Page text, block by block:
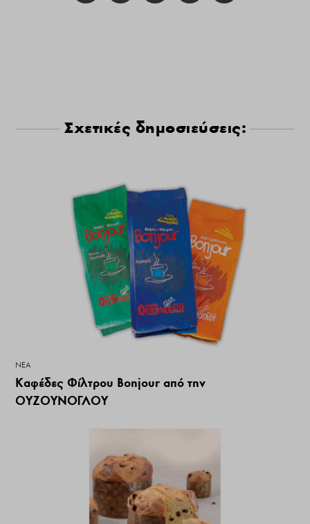
Σχετικές δημοσιεύσεις:
ΝΕΑ
Καφέδες Φίλτρου Bonjour από την
ΟΥΖΟΥΝΟΓΛΟΥ